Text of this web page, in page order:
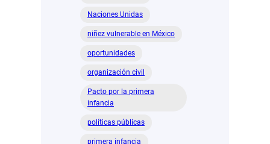
Naciones Unidas
niñez vulnerable en México
oportunidades
organización civil
Pacto por la primera
infancia
políticas públicas
primera infancia